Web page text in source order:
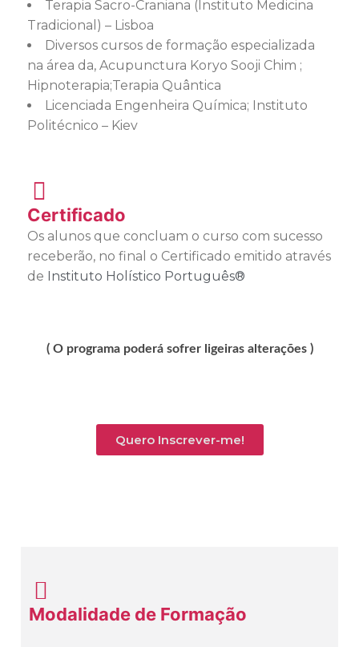
Terapia Sacro-Craniana (Instituto Medicina
Tradicional) – Lisboa
Diversos cursos de formação especializada
na área da, Acupunctura Koryo Sooji Chim ;
Hipnoterapia;Terapia Quântica
Licenciada Engenheira Química; Instituto
Politécnico – Kiev
Certificado
Os alunos que concluam o curso com sucesso
receberão, no final o Certificado emitido através
de Instituto Holístico Português®
( O programa poderá sofrer ligeiras alterações )
Quero Inscrever-me!
Modalidade de Formação